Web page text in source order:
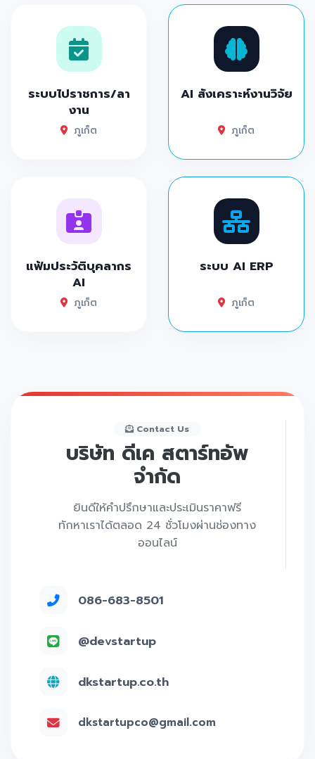
ระบบไปราชการ/ลา
งาน
ภูเก็ต
AI สังเคราะห์งานวิจัย
ภูเก็ต
แฟ้มประวัติบุคลากร
AI
ภูเก็ต
ระบบ AI ERP
ภูเก็ต
Contact Us
บริษัท ดีเค สตาร์ทอัพ
จำกัด
ยินดีให้คำปรึกษาและประเมินราคาฟรี
ทักหาเราได้ตลอด 24 ชั่วโมงผ่านช่องทาง
ออนไลน์
086-683-8501
@devstartup
dkstartup.co.th
dkstartupco@gmail.com